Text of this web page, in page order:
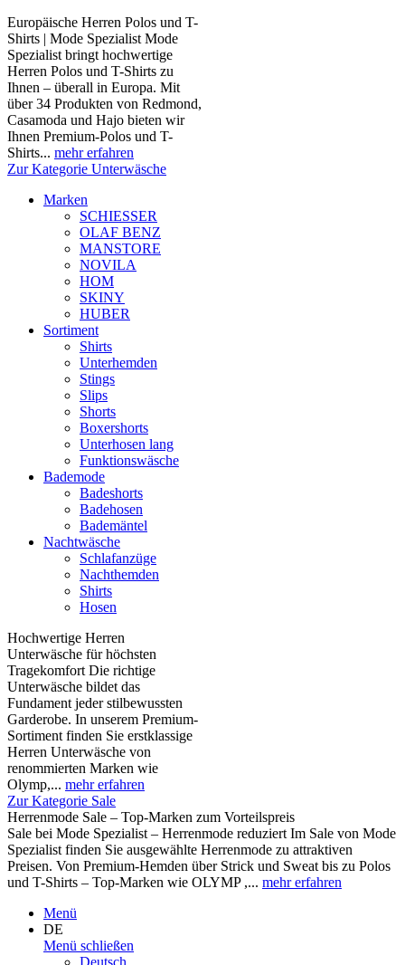
Europäische Herren Polos und T-
Shirts | Mode Spezialist Mode
Spezialist bringt hochwertige
Herren Polos und T-Shirts zu
Ihnen – überall in Europa. Mit
über 34 Produkten von Redmond,
Casamoda und Hajo bieten wir
Ihnen Premium-Polos und T-
Shirts... mehr erfahren
Zur Kategorie Unterwäsche
Marken
SCHIESSER
OLAF BENZ
MANSTORE
NOVILA
HOM
SKINY
HUBER
Sortiment
Shirts
Unterhemden
Stings
Slips
Shorts
Boxershorts
Unterhosen lang
Funktionswäsche
Bademode
Badeshorts
Badehosen
Bademäntel
Nachtwäsche
Schlafanzüge
Nachthemden
Shirts
Hosen
Hochwertige Herren
Unterwäsche für höchsten
Tragekomfort Die richtige
Unterwäsche bildet das
Fundament jeder stilbewussten
Garderobe. In unserem Premium-
Sortiment finden Sie erstklassige
Herren Unterwäsche von
renommierten Marken wie
Olymp,... mehr erfahren
Zur Kategorie Sale
Herrenmode Sale – Top-Marken zum Vorteilspreis
Sale bei Mode Spezialist – Herrenmode reduziert Im Sale von Mode
Spezialist finden Sie ausgewählte Herrenmode zu attraktiven
Preisen. Von Premium-Hemden über Strick und Sweat bis zu Polos
und T-Shirts – Top-Marken wie OLYMP ,... mehr erfahren
Menü
DE
Menü schließen
Deutsch